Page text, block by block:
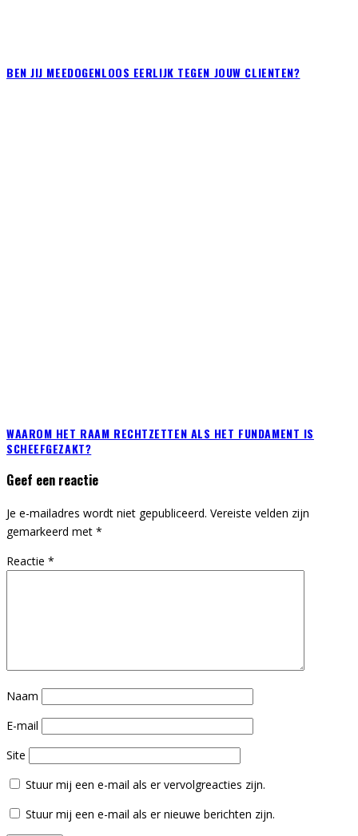
BEN JIJ MEEDOGENLOOS EERLIJK TEGEN JOUW CLIENTEN?
WAAROM HET RAAM RECHTZETTEN ALS HET FUNDAMENT IS
SCHEEFGEZAKT?
Geef een reactie
Je e-mailadres wordt niet gepubliceerd. Vereiste velden zijn
gemarkeerd met *
Reactie *
Naam
E-mail
Site
Stuur mij een e-mail als er vervolgreacties zijn.
Stuur mij een e-mail als er nieuwe berichten zijn.